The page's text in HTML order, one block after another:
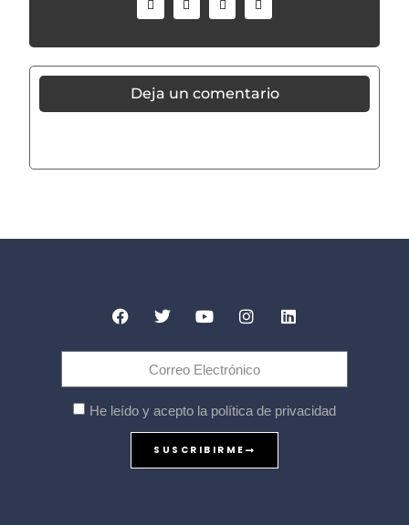
Deja un comentario
He leído y acepto la política de privacidad
SUSCRIBIRME